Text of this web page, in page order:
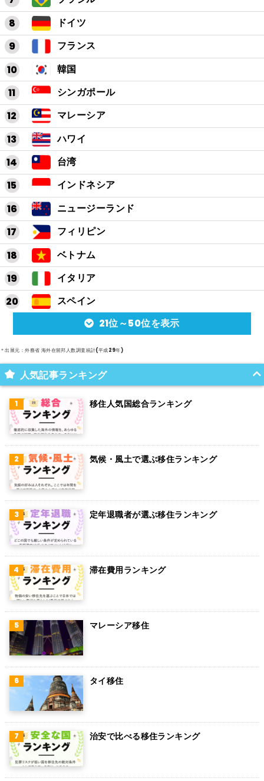
ドイツ
フランス
韓国
シンガポール
マレーシア
ハワイ
台湾
インドネシア
ニュージーランド
フィリピン
ベトナム
イタリア
スペイン
アルゼンチン
メキシコ
スイス
オランダ
グアム
パラグアイ
アラブ首長国連邦
スウェーデン
ペルー
ボリビア
カンボジア
オーストリア
ロシア
ミャンマー
アイルランド
トルコ
フィンランド
チェコ
21位～50位を表示
＊出展元：外務省 海外在留邦人数調査統計(平成29年)
人気記事ランキング
移住人気国総合ランキング
気候・風土で選ぶ移住ランキング
定年退職者が選ぶ移住ランキング
滞在費用ランキング
マレーシア移住
タイ移住
治安で比べる移住ランキング